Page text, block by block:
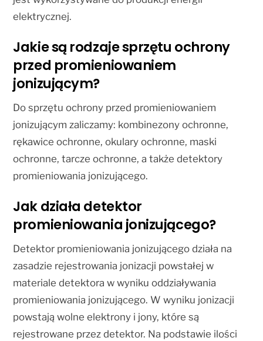
elektrycznej.
Jakie są rodzaje sprzętu ochrony
przed promieniowaniem
jonizującym?
Do sprzętu ochrony przed promieniowaniem
jonizującym zaliczamy: kombinezony ochronne,
rękawice ochronne, okulary ochronne, maski
ochronne, tarcze ochronne, a także detektory
promieniowania jonizującego.
Jak działa detektor
promieniowania jonizującego?
Detektor promieniowania jonizującego działa na
zasadzie rejestrowania jonizacji powstałej w
materiale detektora w wyniku oddziaływania
promieniowania jonizującego. W wyniku jonizacji
powstają wolne elektrony i jony, które są
rejestrowane przez detektor. Na podstawie ilości